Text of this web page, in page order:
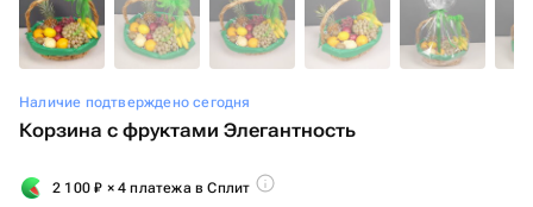
Наличие подтверждено сегодня
Корзина с фруктами Элегантность
2 100₽ × 4 платежа в Сплит